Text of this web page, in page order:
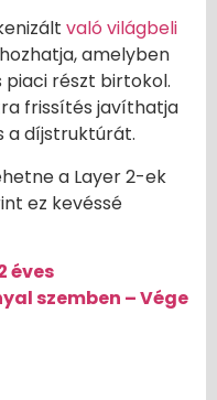
való világbeli
amelyben
piaci részt birtokol.
frissítés javíthatja
a díjstruktúrát.
a Layer 2-ek
ez kevéssé
éves
szemben – Vége